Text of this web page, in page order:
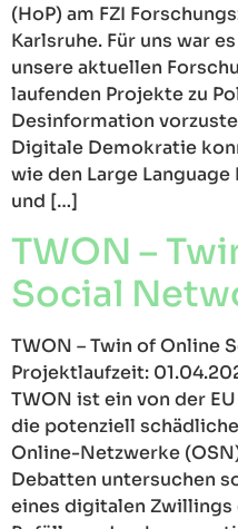
(HoP) am FZI
Karlsruhe. Für uns war
unsere aktuellen
laufenden Projekte zu
Desinformation
Digitale Demokratie
wie den Large
und […]
TWON –
Social
TWON – Twin of Online
Projektlaufzeit:
TWON ist ein von der
die potenziell
Online-Netzwerke
Debatten untersuchen
eines digitalen Zwillings